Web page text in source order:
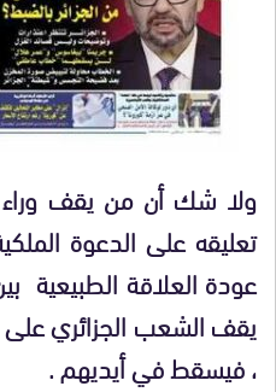
ولا شك أن من يقف وراء
تعليقه على الدعوة
عودة العلاقة الطبيعية
يقف الشعب الجزائري
، فيسقط في أيديهم .